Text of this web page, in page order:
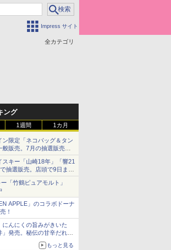
Impress サイト
全カテゴリ
ング
1週間 1カ月
ン限定「ネコバッグ＆タン
般販売。7月の抽選販売の
スキー「山崎18年」「響21
抽選販売。店頭で9日まで
「竹鶴ピュアモルト」
APPLE」のコラボドーナ
！
にんにくの旨みがきいた
」発売。秘伝の甘辛だれを
もっと見る